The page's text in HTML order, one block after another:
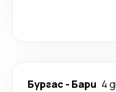
Бургас - Бари 4